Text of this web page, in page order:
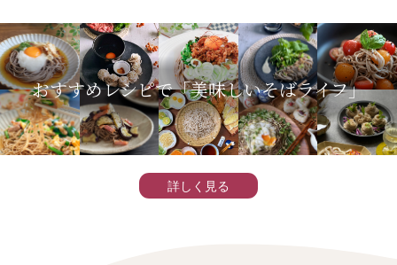
おすすめレシピで「美味しいそばライフ」
詳しく見る